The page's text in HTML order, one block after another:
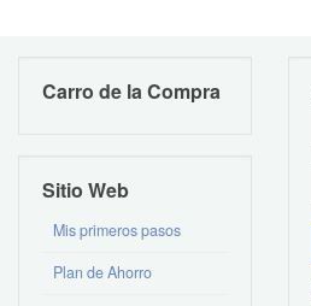
Carro de la Compra
Sitio Web
Mis primeros pasos
Plan de Ahorro